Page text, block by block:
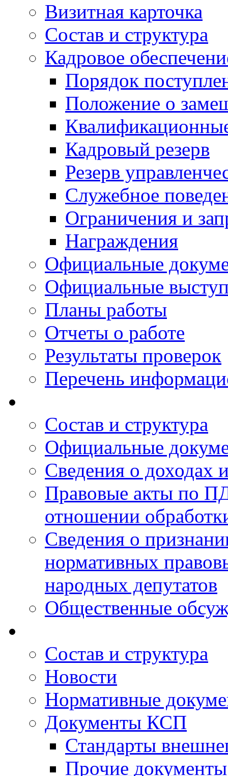
Визитная карточка
Состав и структура
Кадровое
Порядок
Положение о
Кадровый резерв
Резерв
Служебное
Ограничения и
Награждения
Официальные
Официальные
Планы работы
Отчеты о работе
Результаты проверок
Перечень
Состав и структура
Официальные
Сведения о доходах
Правовые акты по
отношении
Сведения о
нормативных
народных депутатов
Общественные
Состав и структура
Новости
Нормативные
Документы КСП
Стандарты
Прочие документы